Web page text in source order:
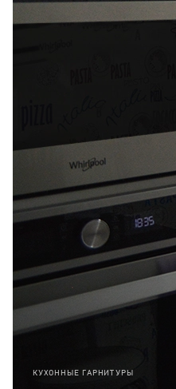
КУХОННЫЕ ГАРНИТУРЫ